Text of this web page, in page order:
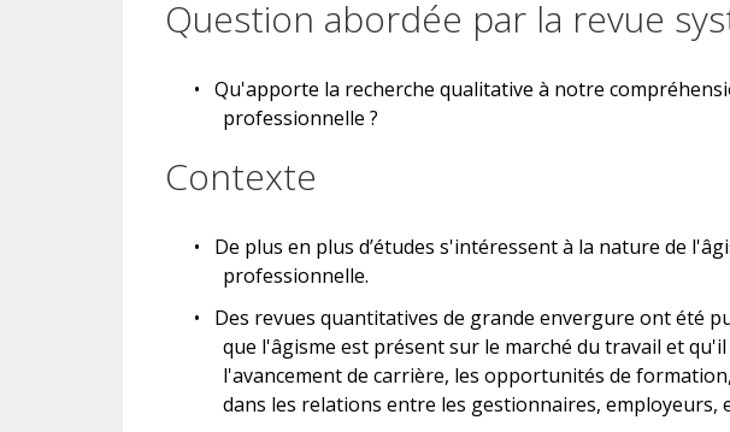
Question abordée par la revue
• Qu'apporte la recherche qualitative à notre
professionnelle ?
Contexte
•
De plus en plus d’études s'intéressent à la nature de
professionnelle.
•
Des revues quantitatives de grande envergure ont été
que l'âgisme est présent sur le marché du travail et
l'avancement de carrière, les opportunités de
dans les relations entre les gestionnaires, employeurs,